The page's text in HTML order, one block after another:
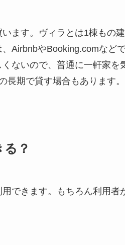
ます。ヴィラとは1棟もの
AirbnbやBooking.comなど
ないので、普通に一軒家を
期で貸す場合もあります。
？
できます。もちろん利用者